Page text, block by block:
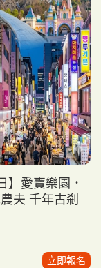
】愛寶樂園．
夫 千年古剎
立即報名